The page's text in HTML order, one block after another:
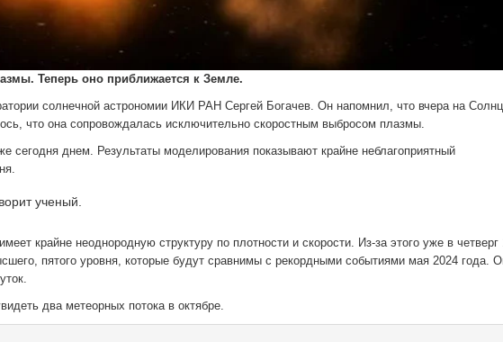
Теперь оно приближается к Земле.
солнечной астрономии ИКИ РАН Сергей Богачев. Он напомнил, что вчера на
что она сопровождалась исключительно скоростным выбросом плазмы.
сегодня днем. Результаты моделирования показывают крайне неблагоприятный
ученый.
крайне неоднородную структуру по плотности и скорости. Из-за этого уже в четверг
пятого уровня, которые будут сравнимы с рекордными событиями мая 2024 года.
два метеорных потока в октябре.